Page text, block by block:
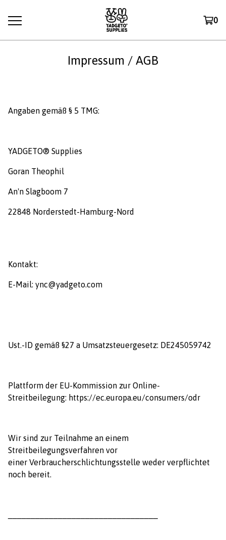
0
Impressum / AGB
Angaben gemäß § 5 TMG:
YADGETO® Supplies
Goran Theophil
An'n Slagboom 7
22848 Norderstedt-Hamburg-Nord
Kontakt:
E-Mail: ync@yadgeto.com
Ust.-ID gemäß §27 a Umsatzsteuergesetz: DE245059742
Plattform der EU-Kommission zur Online-
Streitbeilegung: https://ec.europa.eu/consumers/odr
Wir sind zur Teilnahme an einem
Streitbeilegungsverfahren vor
einer Verbraucherschlichtungsstelle weder verpflichtet
noch bereit.